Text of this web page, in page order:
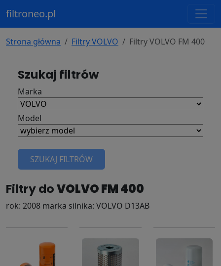
filtroneo.pl
Strona główna Filtry VOLVO Filtry VOLVO FM 400
Szukaj filtrów
Marka
Model
SZUKAJ FILTRÓW
Filtry doVOLVO FM 400
rok: 2008 marka silnika: VOLVO D13AB